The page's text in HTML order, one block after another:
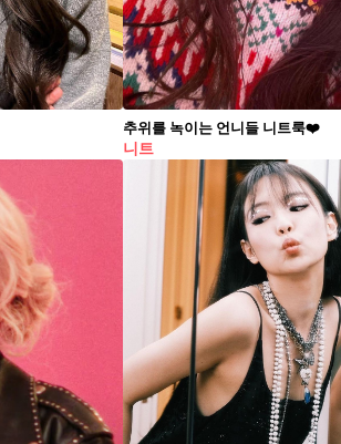
추위를 녹이는 언니들 니트룩❤️
니트